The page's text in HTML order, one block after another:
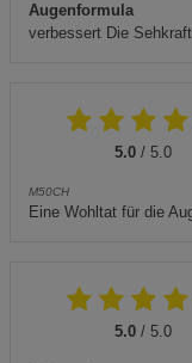
Augenformula
verbessert Die
5.0 / 5.0
M50CH
Eine Wohltat für die
5.0 / 5.0